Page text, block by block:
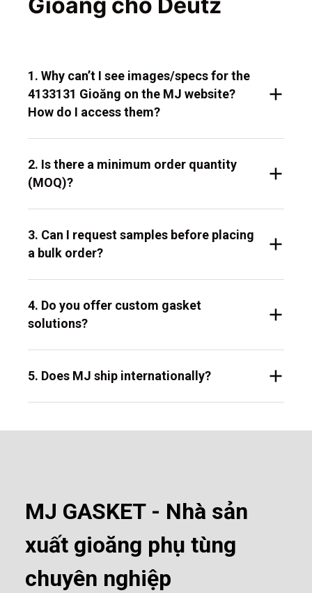
1. Why can’t I see images/specs for the
4133131 Gioăng on the MJ website?
How do I access them?
2. Is there a minimum order quantity
(MOQ)?
3. Can I request samples before placing
a bulk order?
4. Do you offer custom gasket
solutions?
5. Does MJ ship internationally?
MJ GASKET - Nhà sản
xuất gioăng phụ tùng
chuyên nghiệp